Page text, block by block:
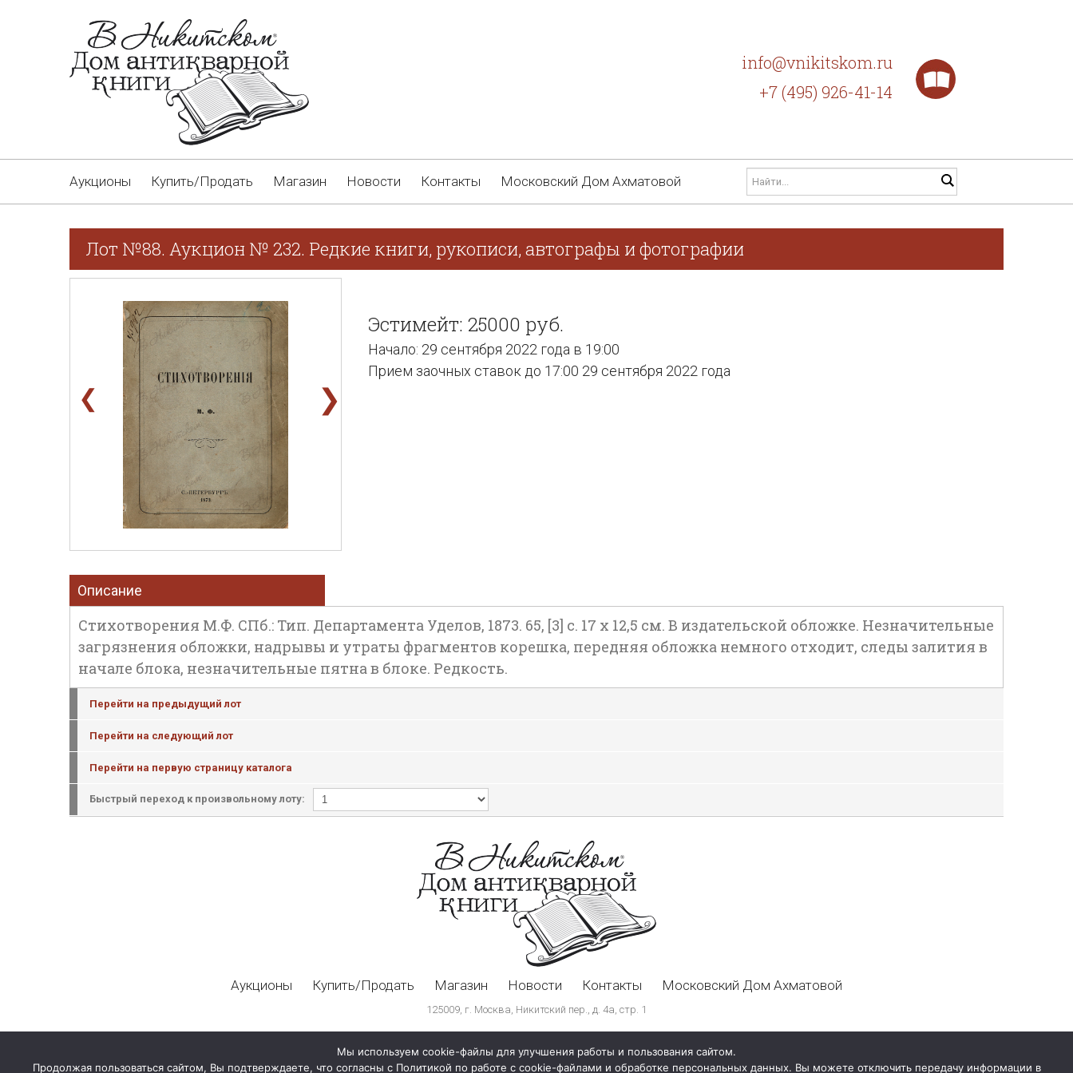
info@vnikitskom.ru
+7 (495) 926-41-14
Аукционы Купить/Продать Магазин Новости Контакты Московский Дом Ахматовой
Лот №88. Аукцион № 232. Редкие книги, рукописи, автографы и фотографии
❮ ❯
Эстимейт: 25000 руб.
Начало: 29 сентября 2022 года в 19:00
Прием заочных ставок до 17:00 29 сентября 2022 года
Описание
Стихотворения М.Ф. СПб.: Тип. Департамента Уделов, 1873. 65, [3] с. 17 х 12,5 см. В издательской обложке. Незначительные
загрязнения обложки, надрывы и утраты фрагментов корешка, передняя обложка немного отходит, следы залития в
начале блока, незначительные пятна в блоке. Редкость.
Перейти на предыдущий лот
Перейти на следующий лот
Перейти на первую страницу каталога
Быстрый переход к произвольному лоту:
Аукционы Купить/Продать Магазин Новости Контакты Московский Дом Ахматовой
125009, г. Москва, Никитский пер., д. 4а, стр. 1
Мы используем cookie-файлы для улучшения работы и пользования сайтом.
Продолжая пользоваться сайтом, Вы подтверждаете, что согласны с Политикой по работе с cookie-файлами и обработке персональных данных. Вы можете отключить передачу информации в